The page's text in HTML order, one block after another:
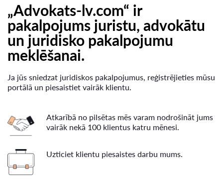
„Advokats-lv.com“ ir
pakalpojums juristu, advokātu
un juridisko pakalpojumu
meklēšanai.
Ja jūs sniedzat juridiskos pakalpojumus, reģistrējieties mūsu
portālā un piesaistiet vairāk klientu.
Atkarībā no pilsētas mēs varam nodrošināt jums
vairāk nekā 100 klientus katru mēnesi.
Uzticiet klientu piesaistes darbu mums.